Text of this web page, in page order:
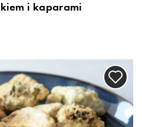
i kaparami